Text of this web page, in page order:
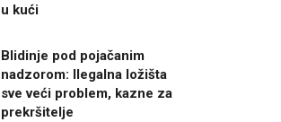
u kući
Blidinje pod pojačanim
nadzorom: Ilegalna ložišta
sve veći problem, kazne za
prekršitelje